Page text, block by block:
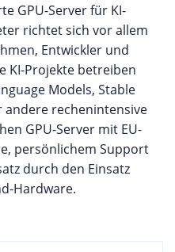
GPU-Server für KI-
richtet sich vor allem
Entwickler und
KI-Projekte betreiben
Models, Stable
andere rechenintensive
GPU-Server mit EU-
persönlichem Support
durch den Einsatz
Hardware.